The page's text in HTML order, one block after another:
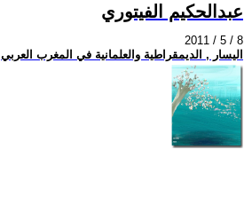
عبدالحكيم الفيتوري
2011 / 5 / 8
اليسار , الديمقراطية والعلمانية في المغرب العربي